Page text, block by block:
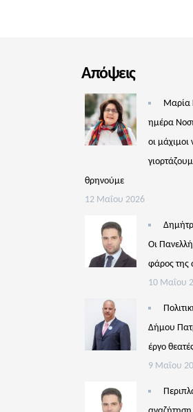
Απόψεις
Μαρία
ημέρα
οι μάχιμοι
θρηνούμε
12 Μαΐου 2026
Οι
φάρος της
10 Μαΐου
Δήμου
έργο
9 Μαΐου